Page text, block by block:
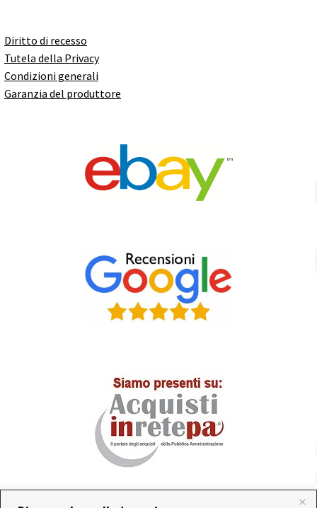
Diritto di recesso
Tutela della Privacy
Condizioni generali
Garanzia del produttore